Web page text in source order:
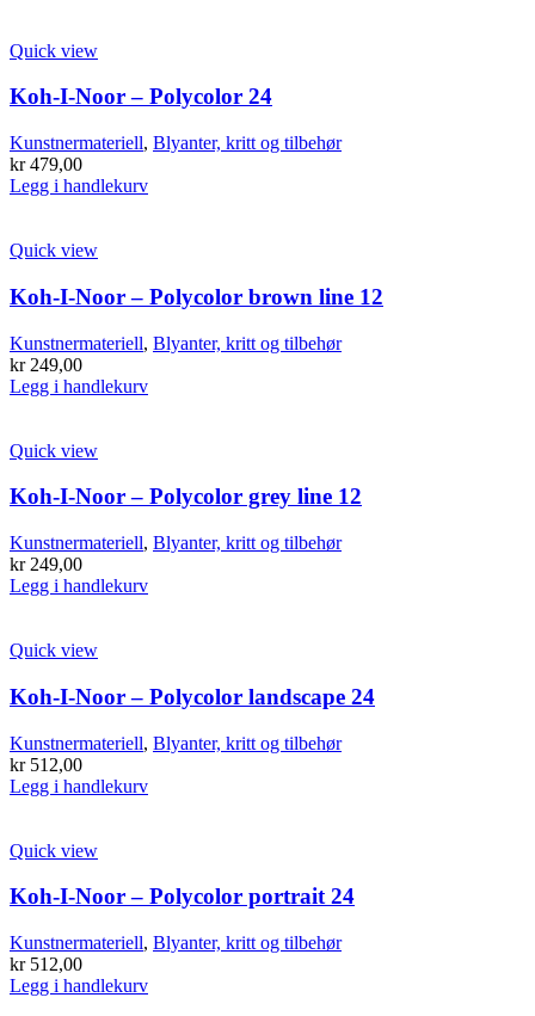
Quick view
Koh-I-Noor – Polycolor 24
Kunstnermateriell, Blyanter, kritt og tilbehør
kr479,00
Legg i handlekurv
Quick view
Koh-I-Noor – Polycolor brown line 12
Kunstnermateriell, Blyanter, kritt og tilbehør
kr249,00
Legg i handlekurv
Quick view
Koh-I-Noor – Polycolor grey line 12
Kunstnermateriell, Blyanter, kritt og tilbehør
kr249,00
Legg i handlekurv
Quick view
Koh-I-Noor – Polycolor landscape 24
Kunstnermateriell, Blyanter, kritt og tilbehør
kr512,00
Legg i handlekurv
Quick view
Koh-I-Noor – Polycolor portrait 24
Kunstnermateriell, Blyanter, kritt og tilbehør
kr512,00
Legg i handlekurv